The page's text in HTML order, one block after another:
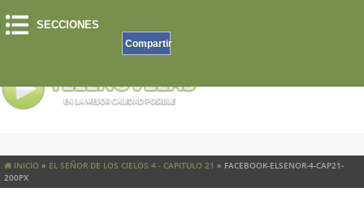
SECCIONES
Compartir
INICIO » EL SEÑOR DE LOS CIELOS 4 - CAPITULO 21 » FACEBOOK-ELSENOR-4-CAP21-
200PX